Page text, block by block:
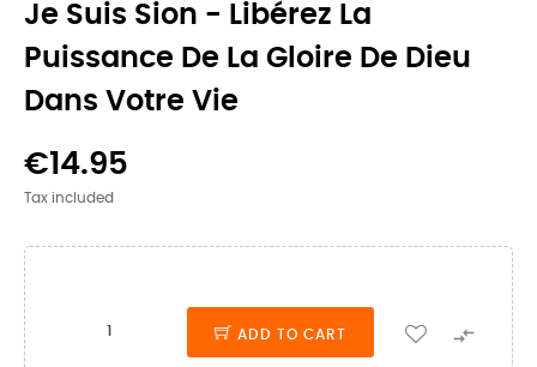
Je Suis Sion - Libérez La
Puissance De La Gloire De Dieu
Dans Votre Vie
€14.95
Tax included
ADD TO CART 